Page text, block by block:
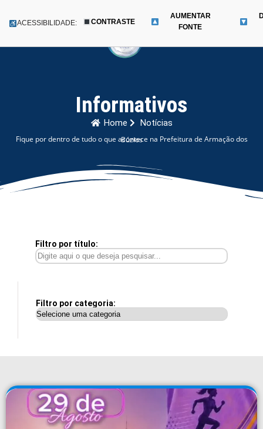
para
Menu
ACESSIBILIDADE: CONTRASTE
AUMENTAR
FONTE
Informativos
Home Notícias
Fique por dentro de tudo o que acontece na Prefeitura de Armação dos Búzios
Filtro por título:
Filtro por categoria: